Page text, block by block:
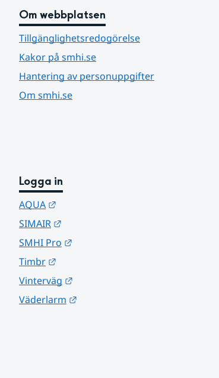
Om webbplatsen
Tillgänglighetsredogörelse
Kakor på smhi.se
Hantering av personuppgifter
Om smhi.se
Logga in
AQUA
SIMAIR
SMHI Pro
Timbr
Vinterväg
Väderlarm